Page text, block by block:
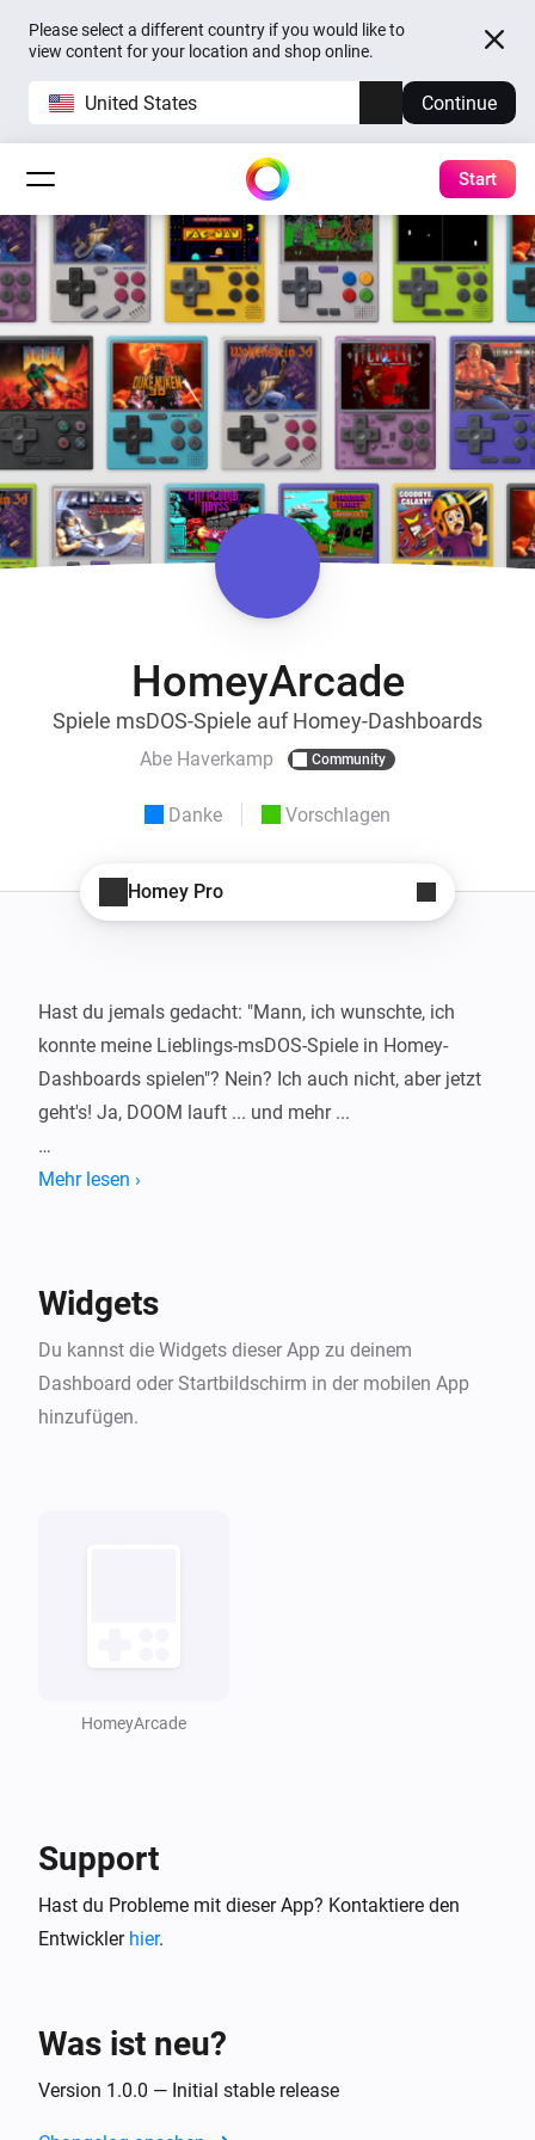
Please select a different country if you would like to
view content for your location and shop online.
United States Continue
Start
HomeyArcade
Spiele msDOS-Spiele auf Homey-Dashboards
Abe Haverkamp Community
Danke Vorschlagen
Homey Pro
Hast du jemals gedacht: "Mann, ich wunschte, ich
konnte meine Lieblings-msDOS-Spiele in Homey-
Dashboards spielen"? Nein? Ich auch nicht, aber jetzt
geht's! Ja, DOOM lauft ... und mehr ...
HomeyArcade verwandelt dein Dashboard in eine
Skin auswahlen und direkt in Homey loslegen.
Alle enthaltenen Titel sind historische
Shareware-/Freeware-Distributionen ihrer
Mehr lesen ›
Widgets
Du kannst die Widgets dieser App zu deinem
Dashboard oder Startbildschirm in der mobilen App
hinzufügen.
HomeyArcade
Support
Hast du Probleme mit dieser App? Kontaktiere den
Entwickler hier.
Was ist neu?
Version 1.0.0 — Initial stable release